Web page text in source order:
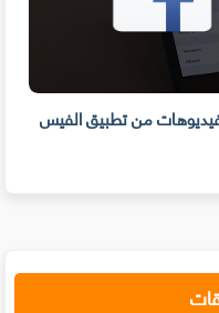
من تطبيق الفيس